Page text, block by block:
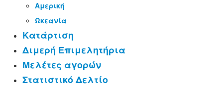
Αμερική
Ωκεανία
Κατάρτιση
Διμερή Επιμελητήρια
Μελέτες αγορών
Στατιστικό Δελτίο